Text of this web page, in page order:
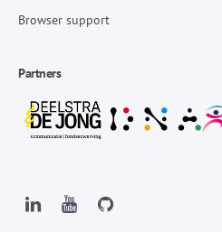
Browser support
Partners